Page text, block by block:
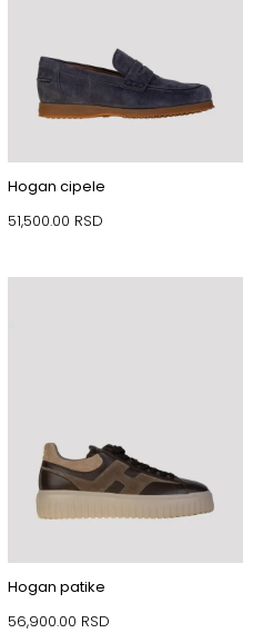
Hogan cipele
51,500.00 RSD
Hogan patike
56,900.00 RSD